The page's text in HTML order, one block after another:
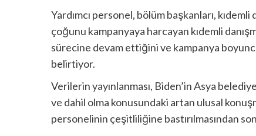
Yardımcı personel, bölüm başkanları, kıdemli
çoğunu kampanyaya harcayan kıdemli
sürecine devam ettiğini ve kampanya
belirtiyor.
Verilerin yayınlanması, Biden’in Asya
ve dahil olma konusundaki artan ulusal
personelinin çeşitliliğine bastırılmasından